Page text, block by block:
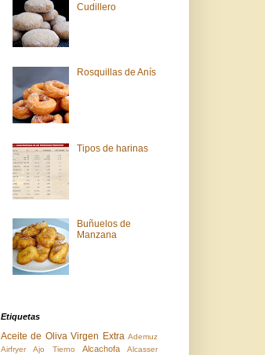
Cudillero
Rosquillas de Anís
Tipos de harinas
Buñuelos de
Manzana
Etiquetas
Aceite de Oliva Virgen Extra Ademuz
Airfryer
Ajo Tierno Alcachofa Alcasser